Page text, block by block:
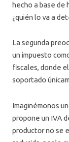
hecho a base de
¿quién lo va a
La segunda
un impuesto
fiscales, donde
soportado
Imaginémonos
propone un IVA
productor no se